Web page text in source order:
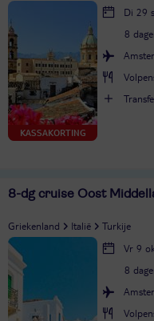
KASSAKORTING
Di 29
8
8-dg cruise Oost
Griekenland Italië Turkije
Vr 9
8